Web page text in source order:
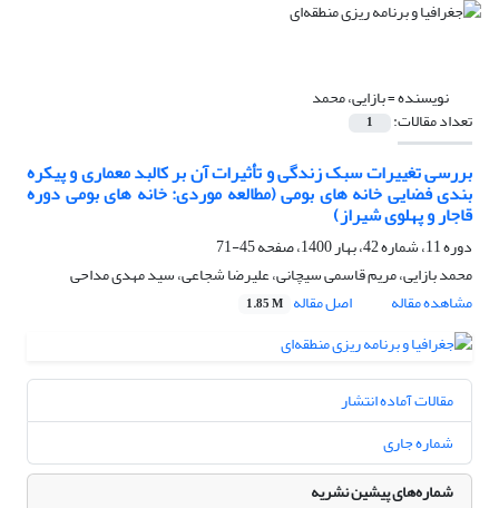
نویسنده =بازایی، محمد
تعداد مقالات: 1
بررسی تغییرات سبک زندگی و تأثیرات آن بر کالبد معماری و پیکره
بندی فضایی خانه های بومی (مطالعه موردی: خانه های بومی دوره
قاجار و پهلوی شیراز)
دوره 11، شماره 42، بهار 1400، صفحه
45-71
محمد بازایی، مریم قاسمی سیچانی، علیرضا شجاعی، سید مهدی مداحی
مشاهده مقاله
اصل مقاله 1.85 M
مقالات آماده انتشار
شماره جاری
شماره‌های پیشین نشریه